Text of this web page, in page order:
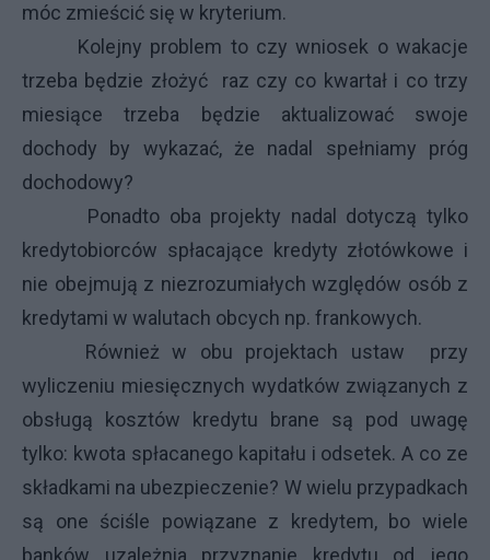
móc zmieścić się w kryterium.
Kolejny problem to czy wniosek o wakacje
trzeba będzie złożyć raz czy co kwartał i co trzy
miesiące trzeba będzie aktualizować swoje
dochody by wykazać, że nadal spełniamy próg
dochodowy?
Ponadto oba projekty nadal dotyczą tylko
kredytobiorców spłacające kredyty złotówkowe i
nie obejmują z niezrozumiałych względów osób z
kredytami w walutach obcych np. frankowych.
Również w obu projektach ustaw przy
wyliczeniu miesięcznych wydatków związanych z
obsługą kosztów kredytu brane są pod uwagę
tylko: kwota spłacanego kapitału i odsetek. A co ze
składkami na ubezpieczenie? W wielu przypadkach
są one ściśle powiązane z kredytem, bo wiele
banków uzależnia przyznanie kredytu od jego